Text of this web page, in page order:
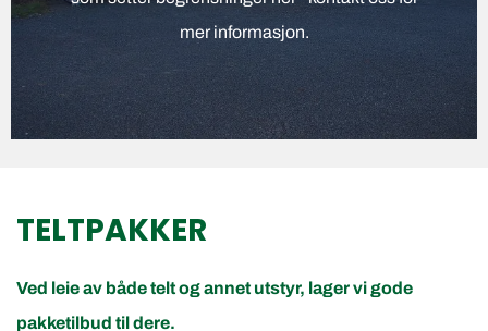
mer informasjon.
TELTPAKKER
Ved leie av både telt og annet utstyr, lager vi gode
pakketilbud til dere.